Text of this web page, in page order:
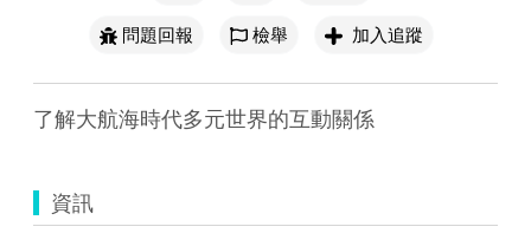
問題回報
檢舉 加入追蹤
了解大航海時代多元世界的互動關係
資訊